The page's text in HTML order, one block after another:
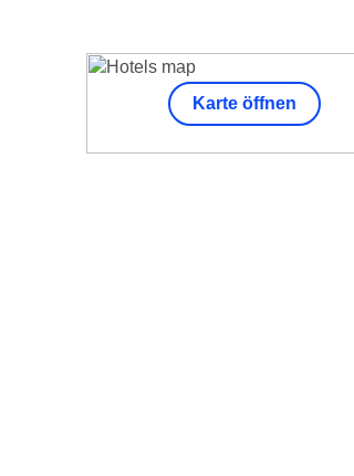
Karte öffnen